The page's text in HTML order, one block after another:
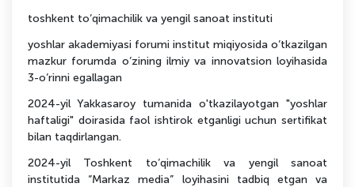
toshkent to’qimachilik va yengil sanoat instituti
yoshlar akademiyasi forumi institut miqiyosida o’tkazilgan
mazkur forumda o’zining ilmiy va innovatsion loyihasida
3-o’rinni egallagan
2024-yil Yakkasaroy tumanida o'tkazilayotgan "yoshlar
haftaligi" doirasida faol ishtirok etganligi uchun sertifikat
bilan taqdirlangan.
2024-yil Toshkent to’qimachilik va yengil sanoat
institutida “Markaz media” loyihasini tadbiq etgan va